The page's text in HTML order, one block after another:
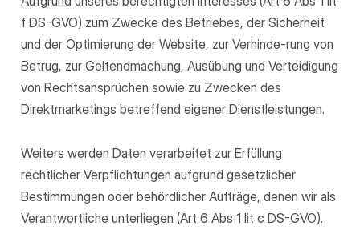
f DS-GVO) zum Zwecke des Betriebes, der Sicherheit
und der Optimierung der Website, zur Verhinde-rung von
Betrug, zur Geltendmachung, Ausübung und Verteidigung
von Rechtsansprüchen sowie zu Zwecken des
Direktmarketings betreffend eigener Dienstleistungen.
Weiters werden Daten verarbeitet zur Erfüllung
rechtlicher Verpflichtungen aufgrund gesetzlicher
Bestimmungen oder behördlicher Aufträge, denen wir als
Verantwortliche unterliegen (Art 6 Abs 1 lit c DS-GVO).